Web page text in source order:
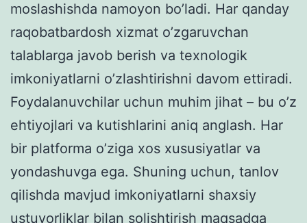
moslashishda namoyon bo’ladi. Har qanday
raqobatbardosh xizmat o’zgaruvchan
talablarga javob berish va texnologik
imkoniyatlarni o’zlashtirishni davom ettiradi.
Foydalanuvchilar uchun muhim jihat – bu o’z
ehtiyojlari va kutishlarini aniq anglash. Har
bir platforma o’ziga xos xususiyatlar va
yondashuvga ega. Shuning uchun, tanlov
qilishda mavjud imkoniyatlarni shaxsiy
ustuvorliklar bilan solishtirish maqsadga